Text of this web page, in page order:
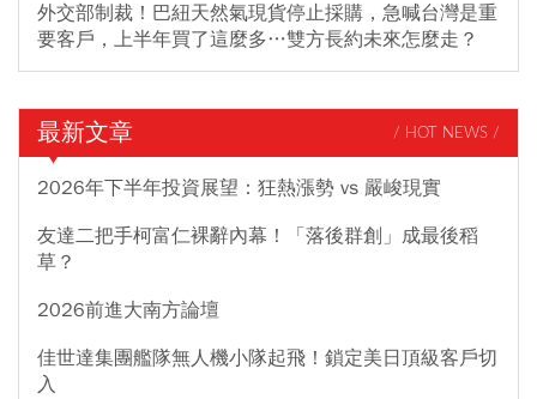
外交部制裁！巴紐天然氣現貨停止採購，急喊台灣是重
要客戶，上半年買了這麼多…雙方長約未來怎麼走？
最新文章 / HOT NEWS /
2026年下半年投資展望：狂熱漲勢 vs 嚴峻現實
友達二把手柯富仁裸辭內幕！「落後群創」成最後稻
草？
2026前進大南方論壇
佳世達集團艦隊無人機小隊起飛！鎖定美日頂級客戶切
入